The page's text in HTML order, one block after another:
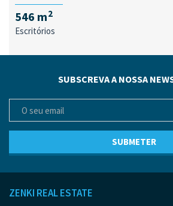
546 m2
Escritórios
SUBSCREVA A NOSSA
ZENKI REAL ESTATE